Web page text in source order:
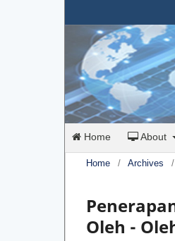
Home About
Home / Archives /
Oleh -